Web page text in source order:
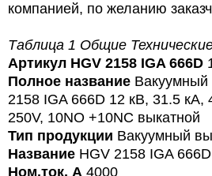
компанией, по желанию
Таблица 1 Общие
Артикул HGV 2158 IGA 666D
Полное название Вакуумный
2158 IGA 666D 12 кВ, 31.5 кА,
250V, 10NO +10NC выкатной
Тип продукции Вакуумный
Название HGV 2158 IGA 666D
Ном.ток, А 4000